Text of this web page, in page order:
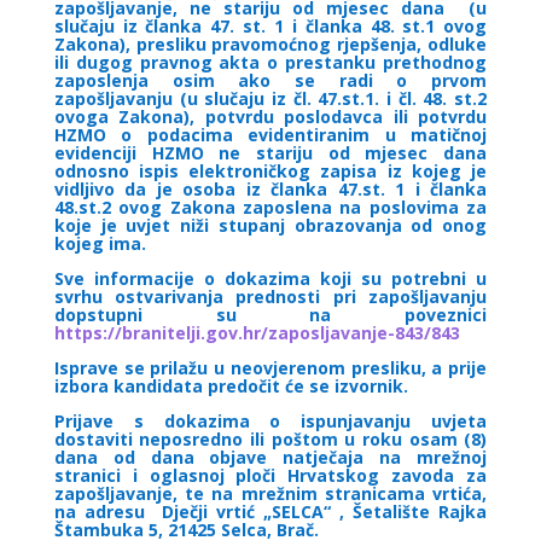
zapošljavanje, ne stariju od mjesec dana (u
slučaju iz članka 47. st. 1 i članka 48. st.1 ovog
Zakona), presliku pravomoćnog rjepšenja, odluke
ili dugog pravnog akta o prestanku prethodnog
zaposlenja osim ako se radi o prvom
zapošljavanju (u slučaju iz čl. 47.st.1. i čl. 48. st.2
ovoga Zakona), potvrdu poslodavca ili potvrdu
HZMO o podacima evidentiranim u matičnoj
evidenciji HZMO ne stariju od mjesec dana
odnosno ispis elektroničkog zapisa iz kojeg je
vidljivo da je osoba iz članka 47.st. 1 i članka
48.st.2 ovog Zakona zaposlena na poslovima za
koje je uvjet niži stupanj obrazovanja od onog
kojeg ima.
Sve informacije o dokazima koji su potrebni u
svrhu ostvarivanja prednosti pri zapošljavanju
dopstupni su na poveznici
https://branitelji.gov.hr/zaposljavanje-843/843
Isprave se prilažu u neovjerenom presliku, a prije
izbora kandidata predočit će se izvornik.
Prijave s dokazima o ispunjavanju uvjeta
dostaviti neposredno ili poštom u roku osam (8)
dana od dana objave natječaja na mrežnoj
stranici i oglasnoj ploči Hrvatskog zavoda za
zapošljavanje, te na mrežnim stranicama vrtića,
na adresu Dječji vrtić „SELCA“ , Šetalište Rajka
Štambuka 5, 21425 Selca, Brač.